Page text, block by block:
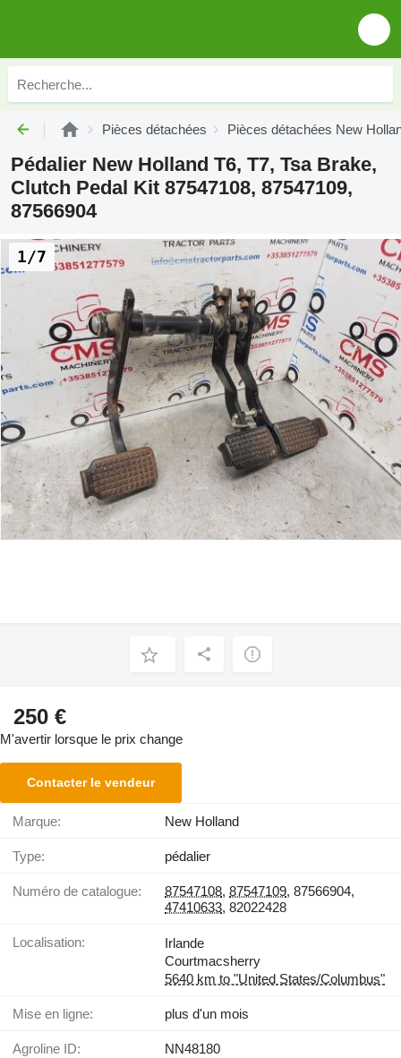
Pièces détachées Pièces détachées New
Pédalier New Holland T6, T7, Tsa Brake,
Clutch Pedal Kit 87547108, 87547109,
87566904
1/7
250 €
M'avertir lorsque le prix change
Contacter le vendeur
Marque: New Holland
Type: pédalier
Numéro de catalogue: 87547108, 87547109, 87566904,
47410633, 82022428
Localisation:
Irlande
Courtmacsherry
5640 km to "United States/Columbus"
Mise en ligne: plus d'un mois
Agroline ID: NN48180